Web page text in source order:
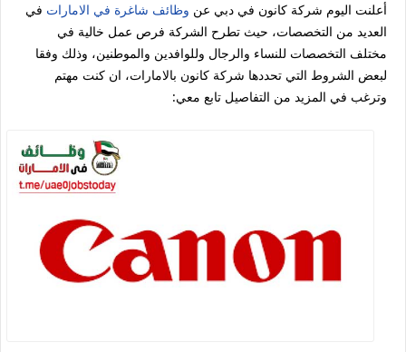
أعلنت اليوم شركة كانون في دبي عن وظائف شاغرة في الامارات في
العديد من التخصصات، حيث تطرح الشركة فرص عمل خالية في
مختلف التخصصات للنساء والرجال وللوافدين والموطنين، وذلك وفقا
لبعض الشروط التي تحددها شركة كانون بالامارات، ان كنت مهتم
وترغب في المزيد من التفاصيل تابع معي: